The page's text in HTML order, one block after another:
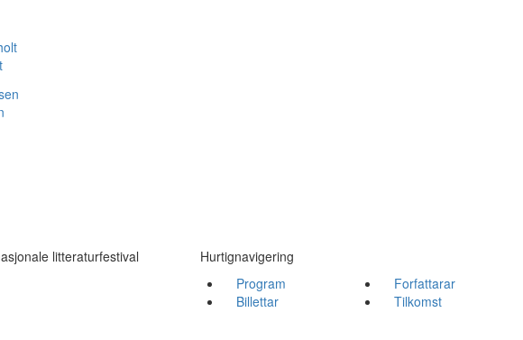
litteraturfestival
Hurtignavigering
Program
Forfattarar
Billettar
Tilkomst